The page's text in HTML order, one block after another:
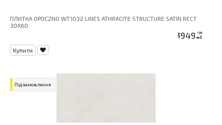
ПЛИТКА OPOCZNO WT1032 LINES ATHRACITE STRUCTURE SATIN RECT
30X60
ціна949 грн
м2
Купити
Під замовлення